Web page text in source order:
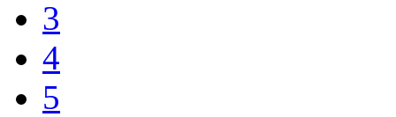
3
4
5